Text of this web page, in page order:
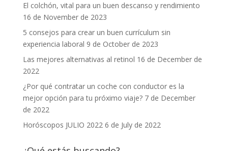
El colchón, vital para un buen descanso y rendimiento
16 de November de 2023
5 consejos para crear un buen currículum sin
experiencia laboral 9 de October de 2023
Las mejores alternativas al retinol 16 de December de
2022
¿Por qué contratar un coche con conductor es la
mejor opción para tu próximo viaje? 7 de December
de 2022
Horóscopos JULIO 2022 6 de July de 2022